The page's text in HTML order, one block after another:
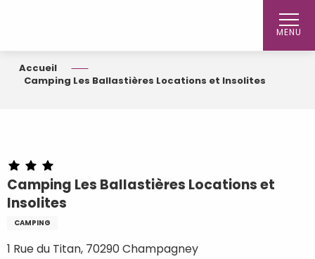
MENU
Accueil
Camping Les Ballastières Locations et Insolites
Camping Les Ballastières Locations et
Insolites
CAMPING
1 Rue du Titan, 70290 Champagney